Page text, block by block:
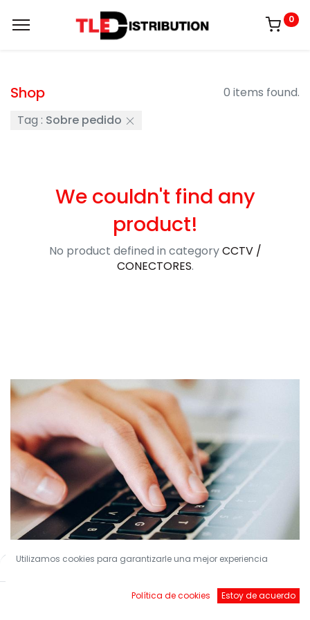
Filters Default
0
Shop
0 items found.
Tag : Sobre pedido
We couldn't find any
product!
No product defined in categoryCCTV /
CONECTORES.
¡Conviértete en nuestro Socio!
Utilizamos cookies para garantizarle una mejor experiencia
Política de cookies Estoy de acuerdo